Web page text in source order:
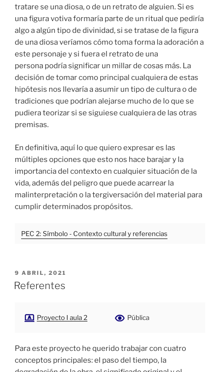
tratare se una diosa, o de un retrato de alguien. Si es
una figura votiva formaría parte de un ritual que pediría
algo aalgún tipo de divinidad, si se tratase de la figura
de una diosaveríamos cómo toma forma la adoración a
este personaje y si fuera el retrato de una
persona podríasignificar un millar de cosas más. La
decisión de tomar como principal cualquiera de estas
hipótesis nos llevaría a asumir un tipo de cultura o de
tradiciones que podrían alejarse mucho de lo que se
pudiera teorizar si se siguiese cualquiera de las otras
premisas.
En definitiva, aquí lo que quiero expresar es las
múltiples opciones que esto nos hace barajar y la
importanciadel contexto en cualquier situación de la
vida, además del peligro que puede acarrear la
malinterpretación o la tergiversación del material para
cumplir determinados propósitos.
PEC 2: Símbolo - Contexto cultural y referencias
PUBLICADO
EL
9 ABRIL, 2021
Referentes
Proyecto I aula 2 Pública
Para este proyecto he querido trabajar con cuatro
conceptos principales: el paso del tiempo, la